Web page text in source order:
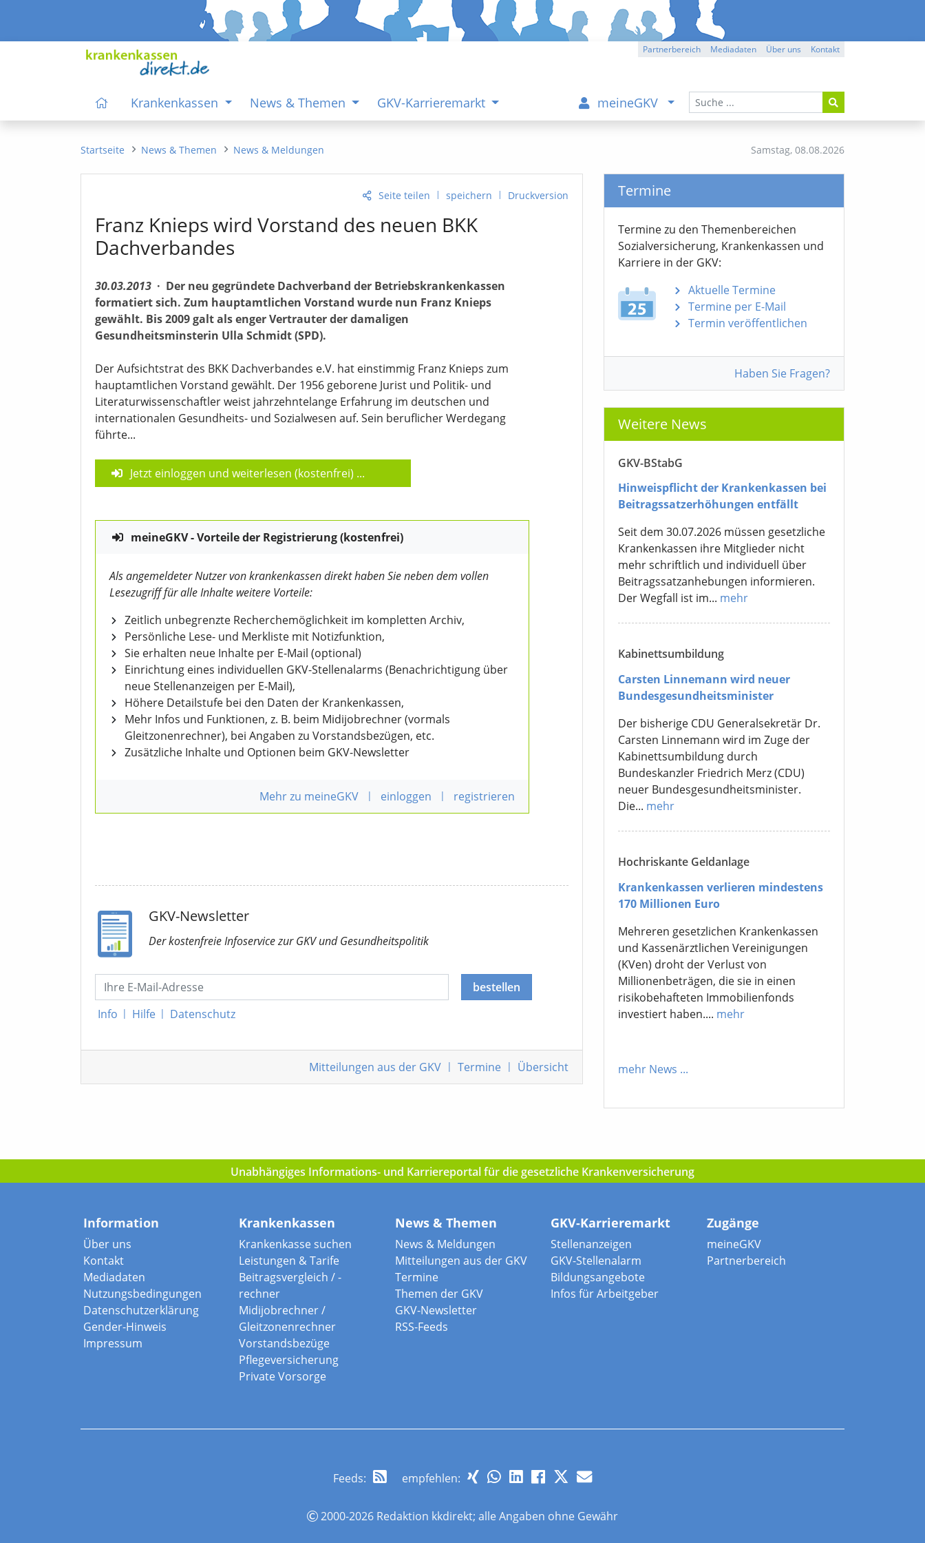
Partnerbereich Mediadaten Über uns Kontakt
Krankenkassen News & Themen GKV-Karrieremarkt meineGKV
Samstag, 08.08.2026
Startseite News & Themen News & Meldungen
Seite teilen | speichern | Druckversion
Franz Knieps wird Vorstand des neuen BKK
Dachverbandes
30.03.2013 · Der neu gegründete Dachverband der Betriebskrankenkassen
formatiert sich. Zum hauptamtlichen Vorstand wurde nun Franz Knieps
gewählt. Bis 2009 galt als enger Vertrauter der damaligen
Gesundheitsminsterin Ulla Schmidt (SPD).
Der Aufsichtstrat des BKK Dachverbandes e.V. hat einstimmig Franz Knieps zum
hauptamtlichen Vorstand gewählt. Der 1956 geborene Jurist und Politik- und
Literaturwissenschaftler weist jahrzehntelange Erfahrung im deutschen und
internationalen Gesundheits- und Sozialwesen auf. Sein beruflicher Werdegang
führte...
Jetzt einloggen und weiterlesen (kostenfrei) ...
meineGKV - Vorteile der Registrierung (kostenfrei)
Als angemeldeter Nutzer von krankenkassen direkt haben Sie neben dem vollen
Lesezugriff für alle Inhalte weitere Vorteile:
Zeitlich unbegrenzte Recherchemöglichkeit im kompletten Archiv,
Persönliche Lese- und Merkliste mit Notizfunktion,
Sie erhalten neue Inhalte per E-Mail (optional)
Einrichtung eines individuellen GKV-Stellenalarms (Benachrichtigung über
neue Stellenanzeigen per E-Mail),
Höhere Detailstufe bei den Daten der Krankenkassen,
Mehr Infos und Funktionen, z. B. beim Midijobrechner (vormals
Gleitzonenrechner), bei Angaben zu Vorstandsbezügen, etc.
Zusätzliche Inhalte und Optionen beim GKV-Newsletter
Mehr zu meineGKV | einloggen | registrieren
GKV-Newsletter
Der kostenfreie Infoservicezur GKVund Gesundheitspolitik
Info | Hilfe | Datenschutz
bestellen
Mitteilungen aus der GKV | Termine | Übersicht
Termine
Termine zu den Themen­bereichen
Sozialver­sicherung, Krankenkassen und
Karriere in der GKV:
Aktuelle Termine
Termine per E-Mail
Termin veröffentlichen
Haben Sie Fragen?
Weitere News
GKV-BStabG
Hinweispflicht der Krankenkassen bei
Beitragssatzerhöhungen entfällt
Seit dem 30.07.2026 müssen gesetzliche
Krankenkassen ihre Mitglieder nicht
mehr schriftlich und individuell über
Beitragssatzanhebungen informieren.
Der Wegfall ist im... mehr
Kabinettsumbildung
Carsten Linnemann wird neuer
Bundesgesundheitsminister
Der bisherige CDU Generalsekretär Dr.
Carsten Linnemann wird im Zuge der
Kabinettsumbildung durch
Bundeskanzler Friedrich Merz (CDU)
neuer Bundesgesundheitsminister.
Die... mehr
Hochriskante Geldanlage
Krankenkassen verlieren mindestens
170 Millionen Euro
Mehreren gesetzlichen Krankenkassen
und Kassenärztlichen Vereinigungen
(KVen) droht der Verlust von
Millionenbeträgen, die sie in einen
risikobehafteten Immobilienfonds
investiert haben.... mehr
mehr News ...
Unabhängiges Informations- und Karriereportal für die gesetzliche Krankenversicherung
Information
Über uns
Kontakt
Mediadaten
Nutzungsbedingungen
Datenschutzerklärung
Gender-Hinweis
Impressum
Krankenkassen
Krankenkasse suchen
Leistungen & Tarife
Beitragsvergleich / -
rechner
Midijobrechner /
Gleitzonenrechner
Vorstandsbezüge
Pflegeversicherung
Private Vorsorge
News & Themen
News & Meldungen
Mitteilungen aus der GKV
Termine
Themen der GKV
GKV-Newsletter
RSS-Feeds
GKV-Karrieremarkt
Stellenanzeigen
GKV-Stellenalarm
Bildungsangebote
Infos für Arbeitgeber
Zugänge
meineGKV
Partnerbereich
Feeds: empfehlen:
2000-2026 Redaktion kkdirekt; alle Angaben ohne Gewähr